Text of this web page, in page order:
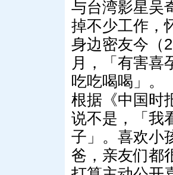
与台湾影星吴
掉不少工作，
身边密友今（
月，「有害喜
吃吃喝喝」。
根据《中国时
说不是，「我
子」。喜欢小
爸，亲友们都